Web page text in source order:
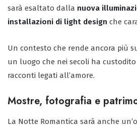
sarà esaltato dalla nuova
installazioni di light design che
Un contesto che rende ancora più
un luogo che nei secoli ha custodito
racconti legati all’amore.
Mostre, fotografia e
La Notte Romantica sarà anche